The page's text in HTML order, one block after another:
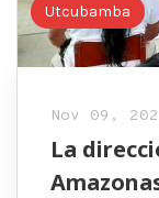
Utcubamba
Nov 09,
La